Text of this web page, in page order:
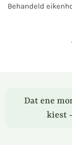
Behandeld
Dat ene
kiest